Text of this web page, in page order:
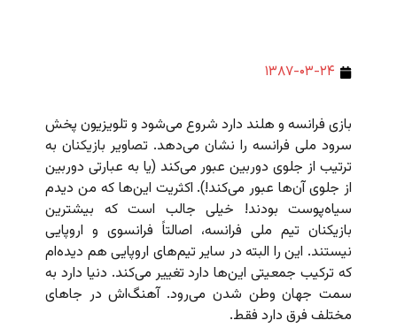
۱۳۸۷-۰۳-۲۴
بازی فرانسه و هلند دارد شروع می‌شود و تلویزیون پخش
سرود ملی فرانسه را نشان می‌دهد. تصاویر بازیکنان به
ترتیب از جلوی دوربین عبور می‌کند (یا به عبارتی دوربین
از جلوی آن‌ها عبور می‌کند!). اکثریت این‌ها که من دیدم
سیاه‌پوست بودند! خیلی جالب است که بیشترین
بازیکنان تیم ملی فرانسه، اصالتاً فرانسوی و اروپایی
نیستند. این را البته در سایر تیم‌های اروپایی هم دیده‌ام
که ترکیب جمعیتی این‌ها دارد تغییر می‌کند. دنیا دارد به
سمت جهان وطن شدن می‌رود. آهنگ‌اش در جاهای
مختلف فرق دارد فقط.